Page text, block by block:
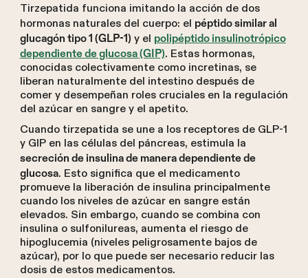
Tirzepatida funciona imitando la acción de dos
hormonas naturales del cuerpo: el péptido similar al
glucagón tipo 1 (GLP-1) y el polipéptido insulinotrópico
dependiente de glucosa (GIP). Estas hormonas,
conocidas colectivamente como incretinas, se
liberan naturalmente del intestino después de
comer y desempeñan roles cruciales en la regulación
del azúcar en sangre y el apetito.
Cuando tirzepatida se une a los receptores de GLP-1
y GIP en las células del páncreas, estimula la
secreción de insulina de manera dependiente de
glucosa. Esto significa que el medicamento
promueve la liberación de insulina principalmente
cuando los niveles de azúcar en sangre están
elevados. Sin embargo, cuando se combina con
insulina o sulfonilureas, aumenta el riesgo de
hipoglucemia (niveles peligrosamente bajos de
azúcar), por lo que puede ser necesario reducir las
dosis de estos medicamentos.